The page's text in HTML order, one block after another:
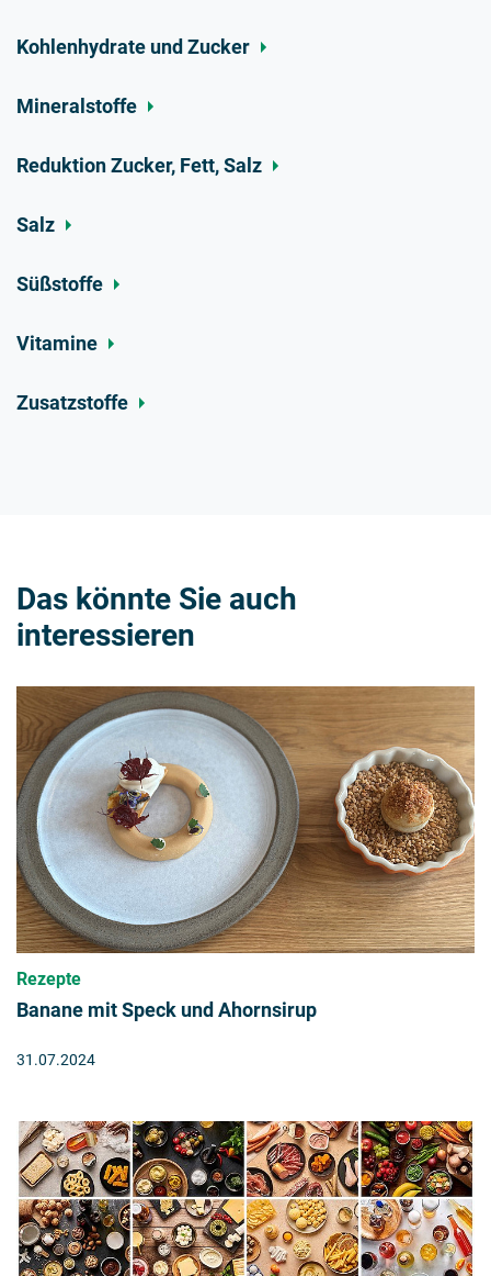
Kohlenhydrate und Zucker
Mineralstoffe
Reduktion Zucker, Fett, Salz
Salz
Süßstoffe
Vitamine
Zusatzstoffe
Das könnte Sie auch
interessieren
Rezepte
Banane mit Speck und Ahornsirup
31.07.2024